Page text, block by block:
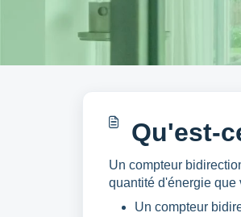
Qu'est-
Un compteur
quantité d'énergie que
Un compteur